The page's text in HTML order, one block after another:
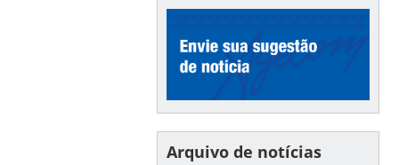
Arquivo de notícias